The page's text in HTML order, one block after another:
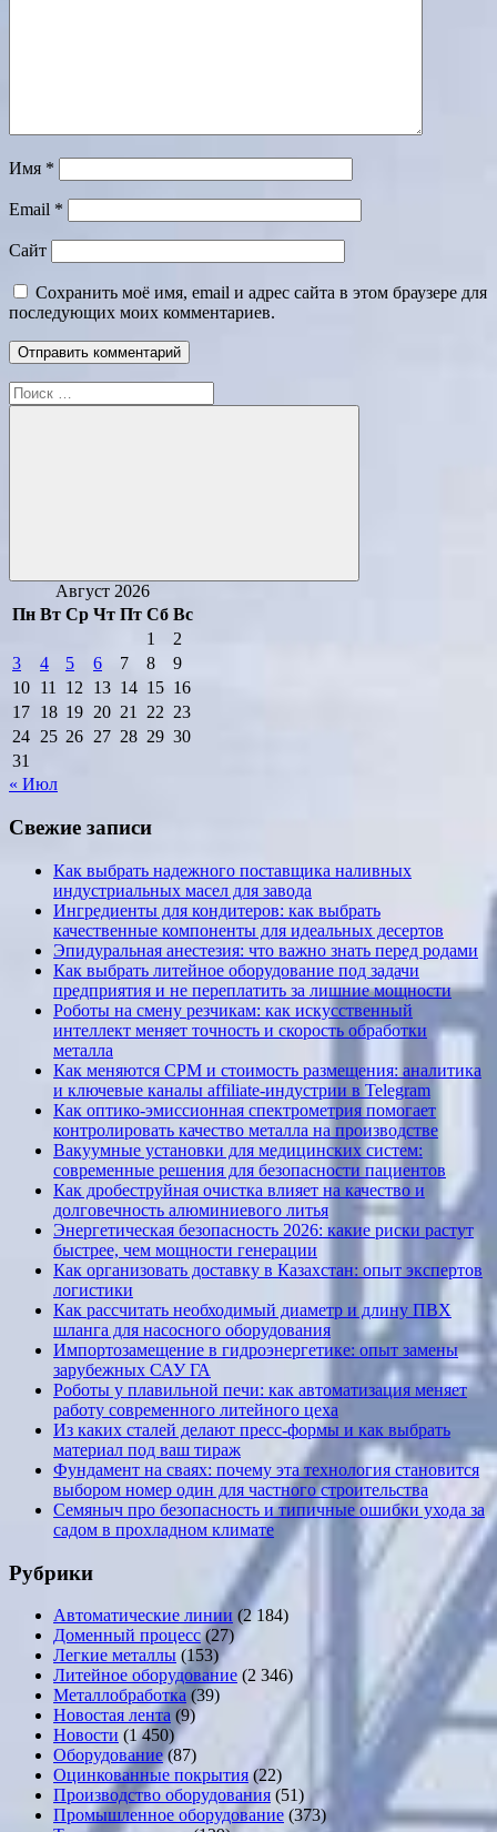
Имя *
Email *
Сайт
Сохранить моё имя, email и адрес сайта в этом браузере для
последующих моих комментариев.
Поиск
для:
Поиск
Август 2026
Пн Вт Ср Чт Пт Сб Вс
1
2
3
4 5 6 7 8
9
10 11 12 13 14 15 16
17 18 19 20 21 22 23
24 25 26 27 28 29 30
31
« Июл
Свежие записи
Как выбрать надежного поставщика наливных
индустриальных масел для завода
Ингредиенты для кондитеров: как выбрать
качественные компоненты для идеальных десертов
Эпидуральная анестезия: что важно знать перед родами
Как выбрать литейное оборудование под задачи
предприятия и не переплатить за лишние мощности
Роботы на смену резчикам: как искусственный
интеллект меняет точность и скорость обработки
металла
Как меняются CPM и стоимость размещения: аналитика
и ключевые каналы affiliate-индустрии в Telegram
Как оптико-эмиссионная спектрометрия помогает
контролировать качество металла на производстве
Вакуумные установки для медицинских систем:
современные решения для безопасности пациентов
Как дробеструйная очистка влияет на качество и
долговечность алюминиевого литья
Энергетическая безопасность 2026: какие риски растут
быстрее, чем мощности генерации
Как организовать доставку в Казахстан: опыт экспертов
логистики
Как рассчитать необходимый диаметр и длину ПВХ
шланга для насосного оборудования
Импортозамещение в гидроэнергетике: опыт замены
зарубежных САУ ГА
Роботы у плавильной печи: как автоматизация меняет
работу современного литейного цеха
Из каких сталей делают пресс-формы и как выбрать
материал под ваш тираж
Фундамент на сваях: почему эта технология становится
выбором номер один для частного строительства
Семяныч про безопасность и типичные ошибки ухода за
садом в прохладном климате
Рубрики
Автоматические линии (2 184)
Доменный процесс(27)
Легкие металлы (153)
Литейное оборудование (2 346)
Металлобработка (39)
Новостая лента (9)
Новости (1 450)
Оборудование(87)
Оцинкованные покрытия (22)
Производство оборудования (51)
Промышленное оборудование (373)